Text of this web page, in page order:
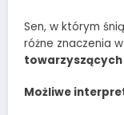
Sen, w którym
różne znaczenia
Możliwe